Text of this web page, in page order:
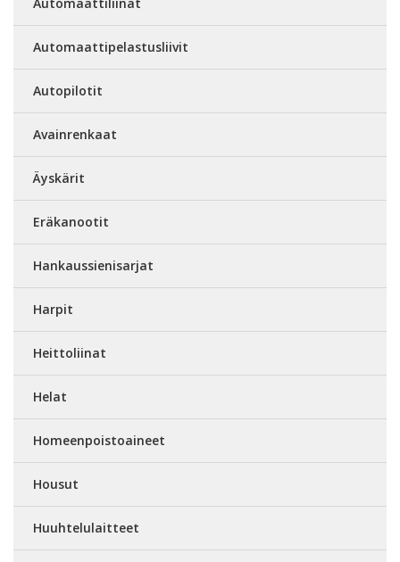
Automaattipelastusliivit
Autopilotit
Avainrenkaat
Äyskärit
Eräkanootit
Hankaussienisarjat
Harpit
Heittoliinat
Helat
Homeenpoistoaineet
Housut
Huuhtelulaitteet